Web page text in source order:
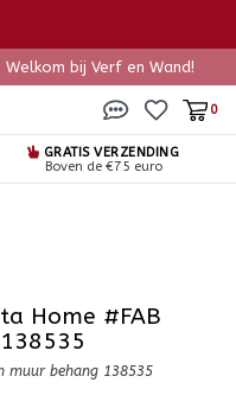
bij Verf en Wand!
0
GRATIS VERZENDING
Boven de €75 euro
Home #FAB
muur behang 138535